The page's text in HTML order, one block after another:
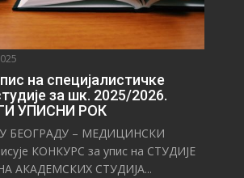
на специјалистичке
за шк. 2025/2026.
УПИСНИ РОК
БЕОГРАДУ – МЕДИЦИНСКИ
КОНКУРС за упис на СТУДИЈЕ
АКАДЕМСКИХ СТУДИЈА...